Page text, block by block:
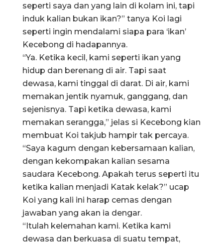
seperti saya dan yang lain di kolam ini, tapi
induk kalian bukan ikan?” tanya Koi lagi
seperti ingin mendalami siapa para ‘ikan’
Kecebong di hadapannya.
“Ya. Ketika kecil, kami seperti ikan yang
hidup dan berenang di air. Tapi saat
dewasa, kami tinggal di darat. Di air, kami
memakan jentik nyamuk, ganggang, dan
sejenisnya. Tapi ketika dewasa, kami
memakan serangga,” jelas si Kecebong kian
membuat Koi takjub hampir tak percaya.
“Saya kagum dengan kebersamaan kalian,
dengan kekompakan kalian sesama
saudara Kecebong. Apakah terus seperti itu
ketika kalian menjadi Katak kelak?” ucap
Koi yang kali ini harap cemas dengan
jawaban yang akan ia dengar.
“Itulah kelemahan kami. Ketika kami
dewasa dan berkuasa di suatu tempat,